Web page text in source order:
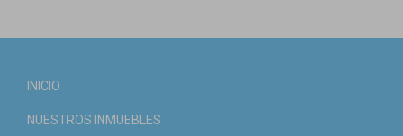
INICIO
NUESTROS INMUEBLES